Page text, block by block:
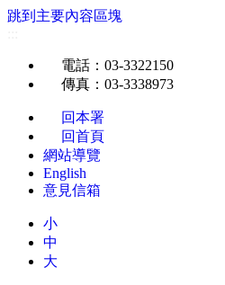
跳到主要內容區塊
電話 ：03-3322150
傳真 ：03-3338973
回本署
回首頁
網站導覽
English
意見信箱
小
中
大